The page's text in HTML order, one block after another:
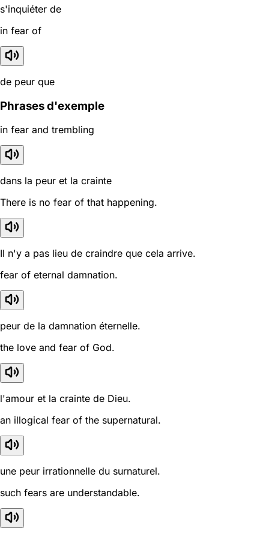
s'inquiéter de
in fear of
de peur que
Phrases d'exemple
in fear and trembling
dans la peur et la crainte
There is no fear of that happening.
Il n'y a pas lieu de craindre que cela arrive.
fear of eternal damnation.
peur de la damnation éternelle.
the love and fear of God.
l'amour et la crainte de Dieu.
an illogical fear of the supernatural.
une peur irrationnelle du surnaturel.
such fears are understandable.